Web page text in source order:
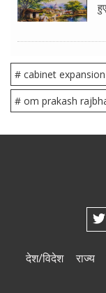
# cabinet expansion
# om prakash
देश/विदेश राज्य